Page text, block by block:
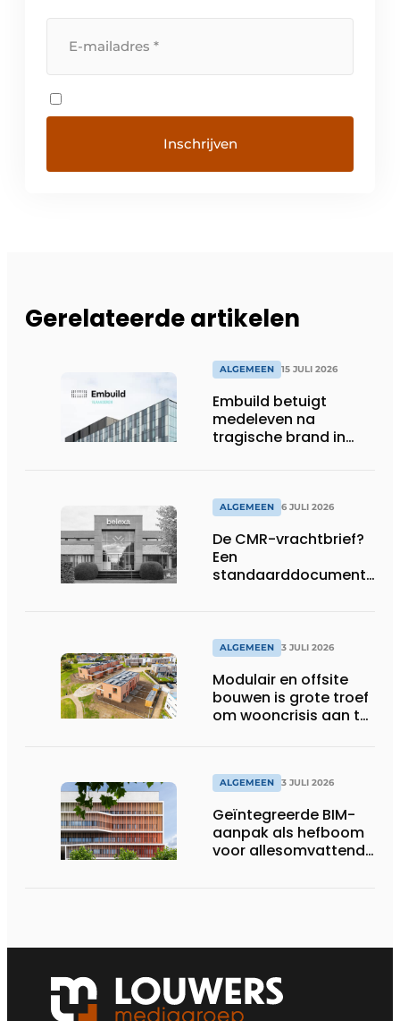
Gerelateerde artikelen
ALGEMEEN 15 JULI 2026
Embuild betuigt
medeleven na
tragische brand in
ALGEMEEN 6 JULI 2026
De CMR-vrachtbrief?
Een
standaarddocument
ALGEMEEN 3 JULI 2026
Modulair en offsite
bouwen is grote troef
om wooncrisis aan te
ALGEMEEN 3 JULI 2026
Geïntegreerde BIM-
aanpak als hefboom
voor allesomvattende